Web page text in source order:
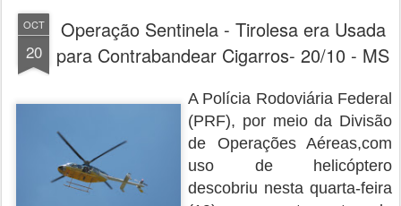
OCT
20
Operação Sentinela - Tirolesa era Usada
para Contrabandear Cigarros- 20/10 - MS
A Polícia Rodoviária Federal
(PRF), por meio da Divisão
de Operações Aéreas,com
uso de helicóptero
descobriu nesta quarta-feira